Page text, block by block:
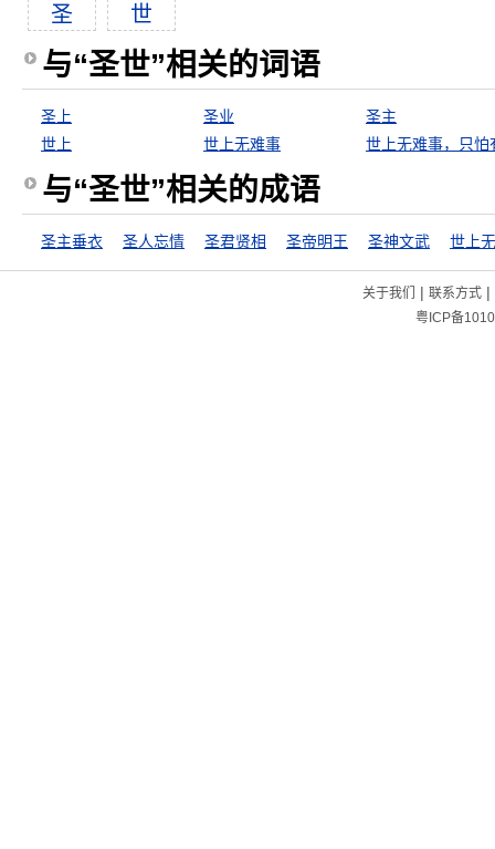
圣 世
与“圣世”相关的词语
圣上 圣业
圣主
世上
世上无难事
与“圣世”相关的成语
圣主垂衣 圣人忘情 圣君贤相 圣帝明王 圣神文武
关于我们 | 联系方式|
粤ICP备